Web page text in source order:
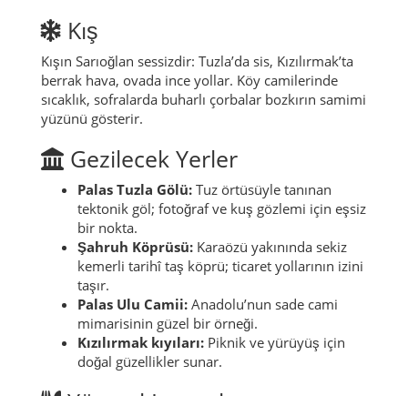
Kış
Kışın Sarıoğlan sessizdir: Tuzla’da sis, Kızılırmak’ta
berrak hava, ovada ince yollar. Köy camilerinde
sıcaklık, sofralarda buharlı çorbalar bozkırın samimi
yüzünü gösterir.
Gezilecek Yerler
Palas Tuzla Gölü: Tuz örtüsüyle tanınan
tektonik göl; fotoğraf ve kuş gözlemi için eşsiz
bir nokta.
Şahruh Köprüsü: Karaözü yakınında sekiz
kemerli tarihî taş köprü; ticaret yollarının izini
taşır.
Palas Ulu Camii: Anadolu’nun sade cami
mimarisinin güzel bir örneği.
Kızılırmak kıyıları: Piknik ve yürüyüş için
doğal güzellikler sunar.